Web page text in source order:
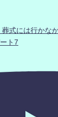
式には行か
ト7